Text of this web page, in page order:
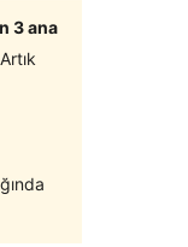
3 ana